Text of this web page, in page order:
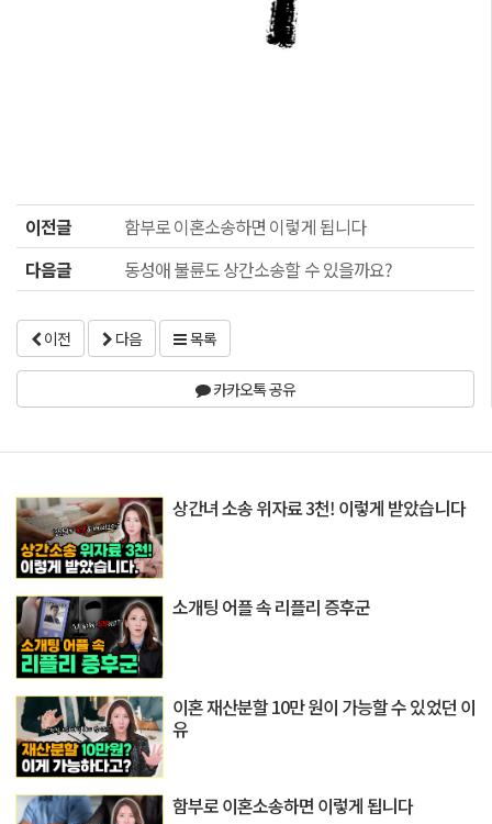
이전글
함부로 이혼소송하면 이렇게 됩니다
다음글
동성애 불륜도 상간소송할 수 있을까요?
이전 다음 목록
카카오톡 공유
상간녀 소송 위자료 3천! 이렇게 받았습니다
소개팅 어플 속 리플리 증후군
이혼 재산분할 10만 원이 가능할 수 있었던 이
유
함부로 이혼소송하면 이렇게 됩니다